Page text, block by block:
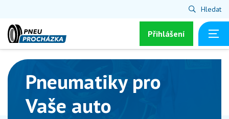
Hledat
Přihlášení
Pneumatiky pro
Vaše auto